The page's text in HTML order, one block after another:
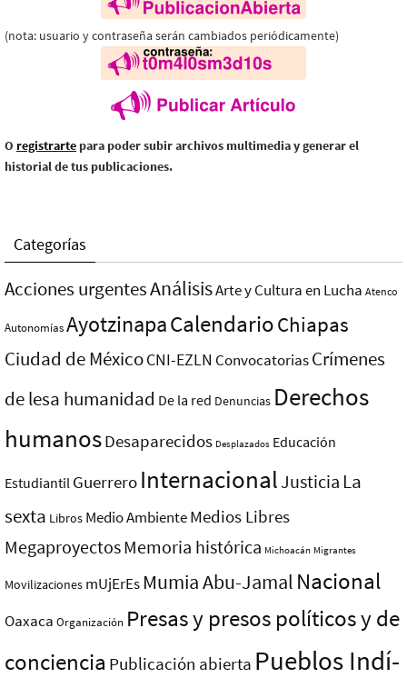
(nota: usuario y contraseña serán cambiados periódicamente)
O registrarte para poder subir archivos multimedia y generar el
historial de tus publicaciones.
Categorías
Acciones urgentesAnálisisArte y Cultura en Lucha Atenco
AutonomíasAyotzinapaCalendarioChiapas
Ciudad de MéxicoCNI-EZLN ConvocatoriasCrímenes
de lesa humanidad De la red Denuncias Derechos
humanosDesaparecidos Desplazados Educación
Estudiantil Guerrero InternacionalJusticia La
sexta Libros Medio AmbienteMedios Libres
MegaproyectosMemoria histórica Michoacán Migrantes
Movilizaciones mUjErEs Mumia Abu-Jamal Nacional
Oaxaca Organización Presas y presos polí­ticos y de
conciencia Publicación abierta Pueblos Indí­